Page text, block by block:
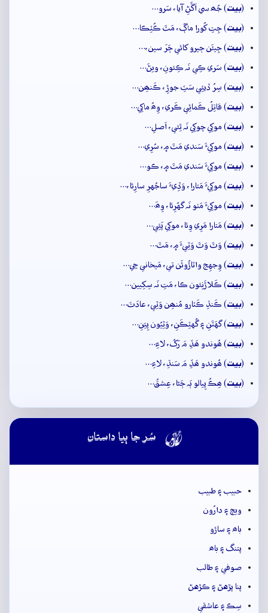
(بيت) جُھ سي اَڱَڻِ آيا، سَرو…
(بيت) جِتِ کُورا ماڳَ، مَٽَ ڪُٽِڪا…
(بيت) جِيئَن ڄيرو کائي ڄَرَ سين،…
(بيت) سَري ڪِي نَہ ڪِئونِ، ويڻَ…
(بيت) سِرُ ڏيئِي سَٽِ جوڙِ، ڪَنھِن…
(بيت) قاتِلُ ڪَمائِي ڪَري، وِھُ ماکِي…
(بيت) موکِي چوکِي نَہ ٿِئي، اَصلِ…
(بيت) موکِيءَ سَندي مَٽَ ۾، سُرِي…
(بيت) موکِيءَ سَندي مَٽَ ۾، ڪو…
(بيت) موکِيءَ مَتارا، وَڏِيءَ ساجُهرِ سارِئا،…
(بيت) موکِيءَ مَٺو نَہ گهُرِئا، وِھَ…
(بيت) مَتارا مَرِي وِئا، موکِي پَئِي…
(بيت) وَٽَ وَٽَ وَٽِيءَ ۾، مَٽَ…
(بيت) وِجهِج واٽاڙُوئَن تي، مَيخاني جِي…
(بيت) ڪَلاڙَنِئون ڪا، مَتِ نَہ سِکِيين…
(بيت) ڪَنڌِ ڪَٽارو مُنھِن وَٽِي، عادَتَ…
(بيت) گهَٽَنِ ۽ گُهٽِڪَنِ، وَٽِيُون پِيَنِ…
(بيت) ھُوندو ھَڏِ مَ رَکُ، لاءِ…
(بيت) ھُوندو ھَڏِ مَ سَنڌِ، لاءِ…
(بيت) ھِڪُ پِيالو ٻَہ ڄَڻا، عِشقُ…
 سُر جا ٻيا داستان
حبيب ۽ طبيب
ويڄ ۽ دارُون
باھ ۽ ساڙو
پتنگ ۽ باھ
صوفي ۽ طالب
پنا پڙهڻ ۽ ڪڙهڻ
سِڪ ۽ عاشقي